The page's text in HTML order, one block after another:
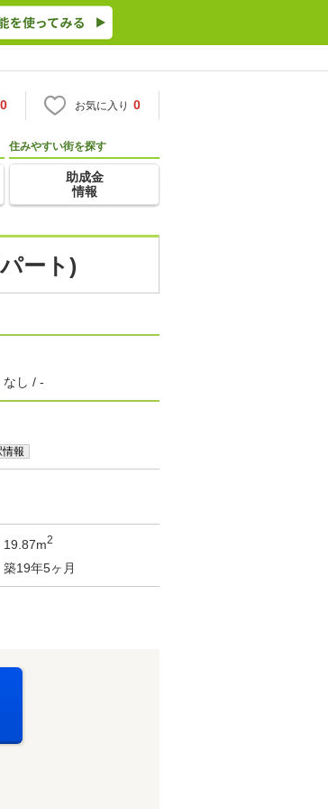
0 お気に入り 0
住みやすい街を探す
助成金
情報
ート)
なし / -
情報
19.87m2
築19年5ヶ月